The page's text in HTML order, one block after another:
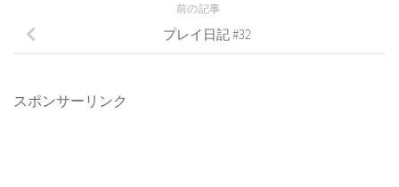
前の記事
プレイ日記 #32
スポンサーリンク